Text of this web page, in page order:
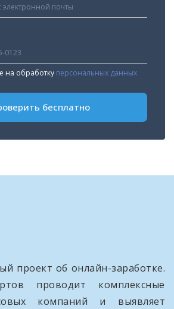
на обработку персональных данных
бесплатно
проект об онлайн-заработке.
проводит комплексные
компаний и выявляет